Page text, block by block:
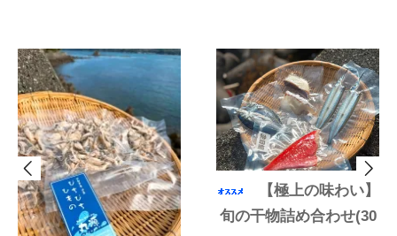
【極上の味わい】
旬の干物詰め合わせ(30